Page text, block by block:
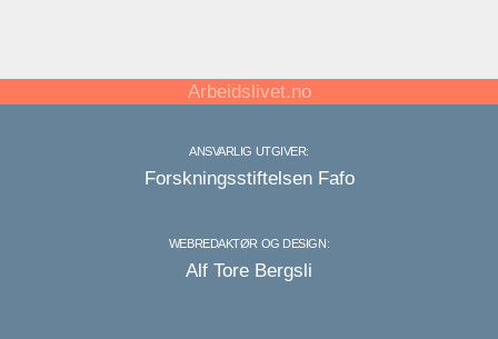
Arbeidslivet.no
ANSVARLIG UTGIVER:
Forskningsstiftelsen Fafo
WEBREDAKTØR OG DESIGN:
Alf Tore Bergsli